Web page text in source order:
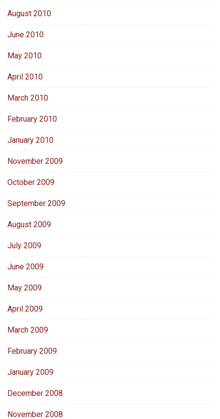
August 2010
June 2010
May 2010
April 2010
March 2010
February 2010
January 2010
November 2009
October 2009
September 2009
August 2009
July 2009
June 2009
May 2009
April 2009
March 2009
February 2009
January 2009
December 2008
November 2008